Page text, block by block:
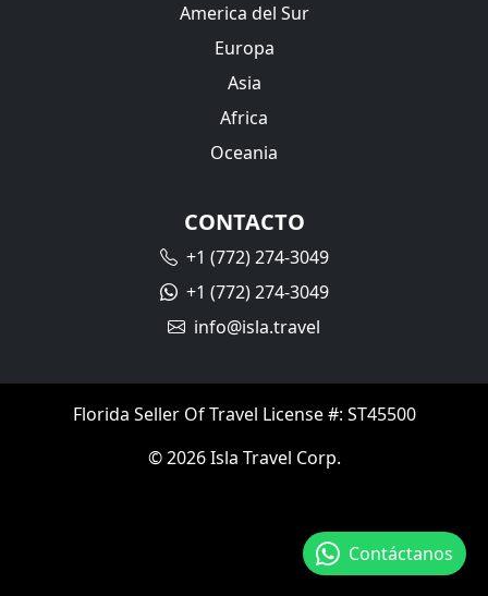
America del Sur
Europa
Asia
Africa
Oceania
CONTACTO
+1 (772) 274-3049
+1 (772) 274-3049
info@isla.travel
Florida Seller Of Travel License #: ST45500
© 2026 Isla Travel Corp.
Contáctanos